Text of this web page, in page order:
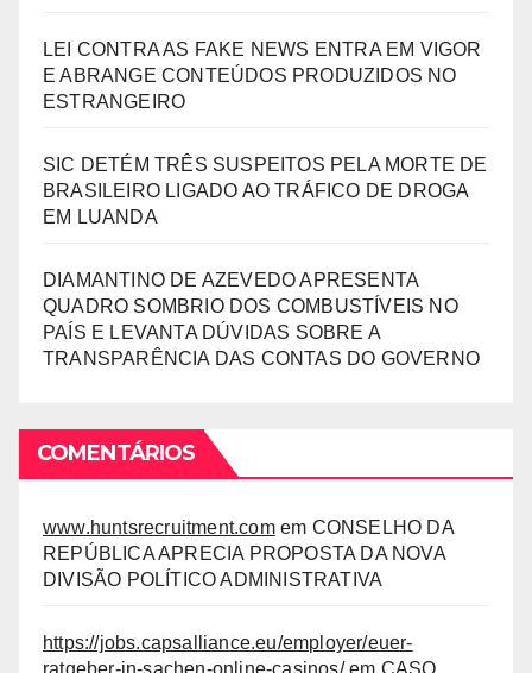
LEI CONTRA AS FAKE NEWS ENTRA EM VIGOR
E ABRANGE CONTEÚDOS PRODUZIDOS NO
ESTRANGEIRO
SIC DETÉM TRÊS SUSPEITOS PELA MORTE DE
BRASILEIRO LIGADO AO TRÁFICO DE DROGA
EM LUANDA
DIAMANTINO DE AZEVEDO APRESENTA
QUADRO SOMBRIO DOS COMBUSTÍVEIS NO
PAÍS E LEVANTA DÚVIDAS SOBRE A
TRANSPARÊNCIA DAS CONTAS DO GOVERNO
COMENTÁRIOS
www.huntsrecruitment.comem CONSELHO DA
REPÚBLICA APRECIA PROPOSTA DA NOVA
DIVISÃO POLÍTICO ADMINISTRATIVA
https://jobs.capsalliance.eu/employer/euer-